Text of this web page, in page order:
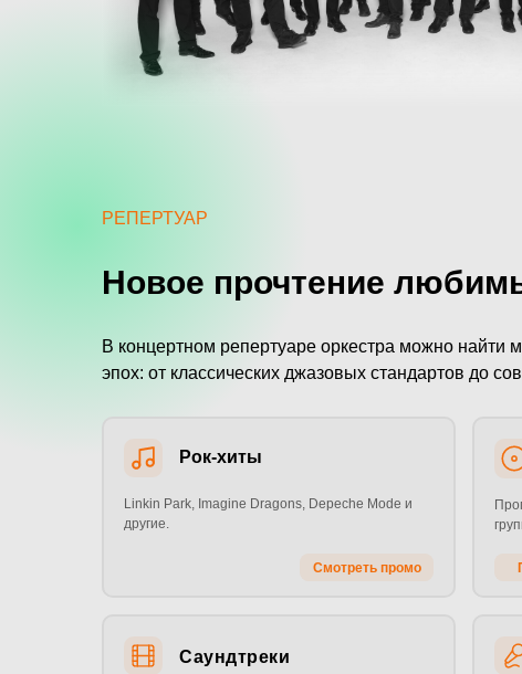
В концертном репертуаре оркестра можно найти
эпох: от классических джазовых стандартов до
РЕПЕРТУАР
Рок-хиты
Linkin Park, Imagine Dragons, Depeche Mode и
другие.
Смотреть промо
Саундтреки
Новое прочтение